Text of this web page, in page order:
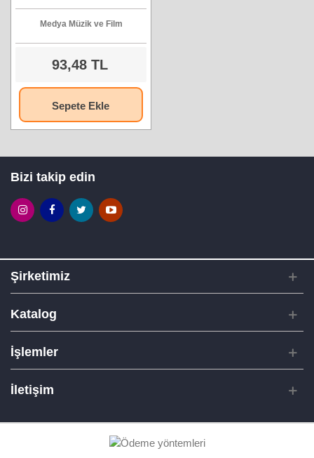
Medya Müzik ve Film
93,48 TL
Sepete Ekle
Bizi takip edin
Şirketimiz
Katalog
İşlemler
İletişim